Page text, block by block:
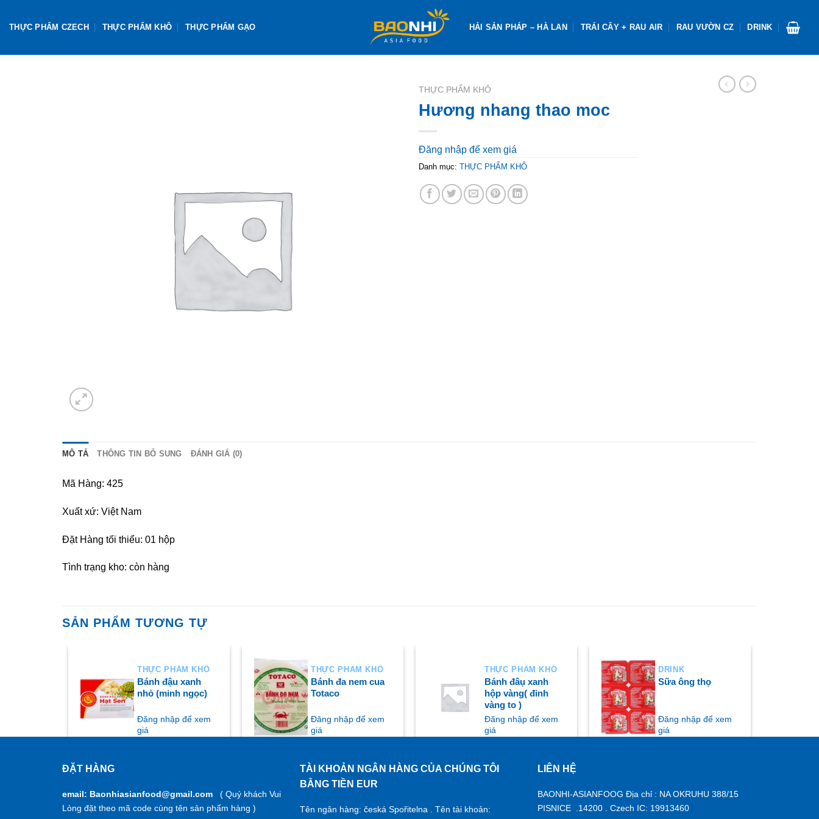
THỰC PHẨM CZECH THỰC PHẨM KHÔ THỰC PHẨM GẠO HẢI SẢN PHÁP – HÀ LAN TRÁI CÂY + RAU AIR RAU VƯỜN CZ DRINK
THỰC PHẨM KHÔ
Hương nhang thao moc
Đăng nhập để xem giá
Danh mục: THỰC PHẨM KHÔ
MÔ TẢ THÔNG TIN BỔ SUNG ĐÁNH GIÁ (0)
Mã Hàng: 425
Xuất xứ: Việt Nam
Đặt Hàng tối thiểu: 01 hộp
Tình trạng kho: còn hàng
SẢN PHẨM TƯƠNG TỰ
THỰC PHẨM KHÔ
Bánh đậu xanh
nhỏ (minh ngọc)
Đăng nhập để xem
giá
THỰC PHẨM KHÔ
Bánh đa nem cua
Totaco
Đăng nhập để xem
giá
MUA NGAY
THỰC PHẨM KHÔ
Bánh đâụ xanh
hộp vàng( đỉnh
vàng to )
Đăng nhập để xem
giá
DRINK
Sữa ông thọ
Đăng nhập để xem
giá
ĐẶT HÀNG
email: Baonhiasianfood@gmail.com ( Quý khách Vui
Lòng đặt theo mã code cùng tên sản phẩm hàng )
TÀI KHOẢN NGÂN HÀNG CỦA CHÚNG TÔI
BẰNG TIỀN EUR
Tên ngân hàng: česká Spořitelna . Tên tài khoản:
LIÊN HỆ
BAONHI-ASIANFOOG Địa chỉ : NA OKRUHU 388/15
PISNICE .14200 . Czech IC: 19913460